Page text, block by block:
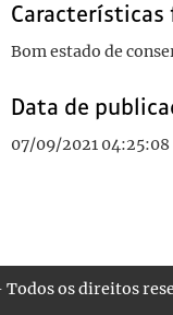
Bom estado de
Data de
07/09/2021 04:25:08
Todos os direitos